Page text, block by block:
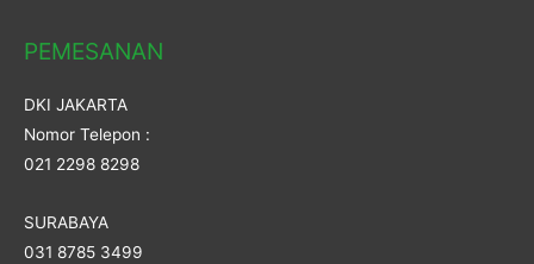
PEMESANAN
DKI JAKARTA
Nomor Telepon :
021 2298 8298
SURABAYA
031 8785 3499